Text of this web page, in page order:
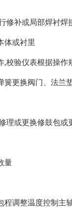
修补或局部焊衬
体或衬里
校验仪表根据操
更换阀门、法兰
理或更换修鼓包或
量
程调整温度控制主